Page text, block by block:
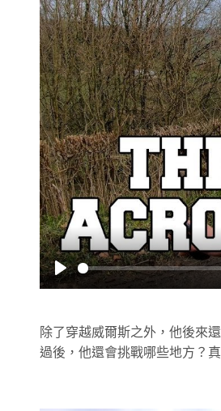
Play
除了穿越威爾斯之外，他後來
過後，他還會挑戰哪些地方？